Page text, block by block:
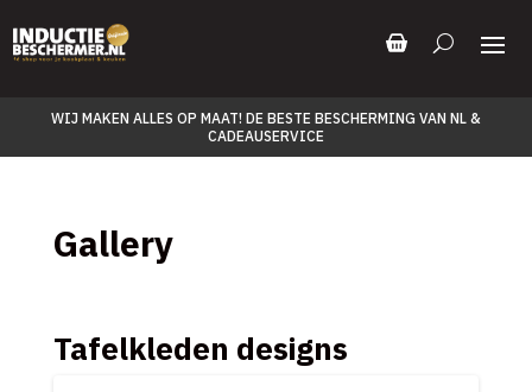
WIJ MAKEN ALLES OP MAAT! DE BESTE BESCHERMING VAN NL &
CADEAUSERVICE
Gallery
Tafelkleden designs